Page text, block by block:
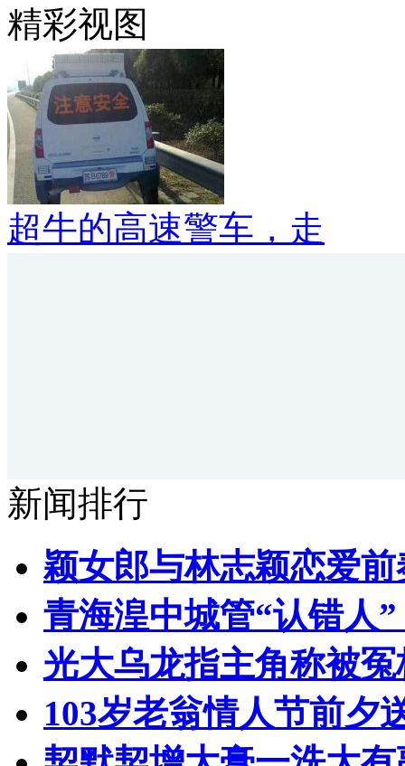
精彩视图
超牛的高速警车，走
新闻排行
颖女郎与林志颖恋爱
青海湟中城管“认错人
光大乌龙指主角称被
103岁老翁情人节前夕